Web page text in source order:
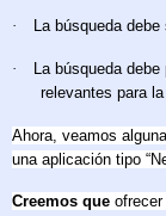
· La búsqueda
·
La búsqueda
relevantes para la
Ahora, veamos
una aplicación tipo
Creemos que